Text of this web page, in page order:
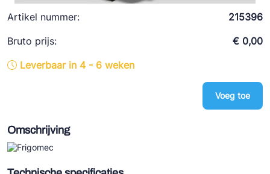
Artikel nummer:
215396
Bruto prijs:
€ 0,00
Leverbaar in 4 - 6 weken
Voeg toe
Omschrijving